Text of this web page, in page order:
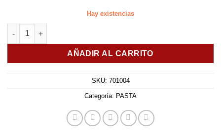
Hay existencias
RAVIOLI BERENJENA Y TOMATE SECO cantidad
AÑADIR AL CARRITO
SKU: 701004
Categoría: PASTA